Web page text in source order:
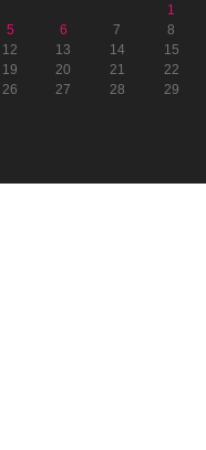
1
5 6 7
8
12 13 14
15
19 20 21
22
26 27 28
29